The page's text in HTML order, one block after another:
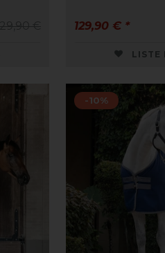
129,90 € *
LISTE
-10%